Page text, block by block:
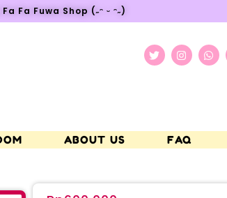
Fa Fuwa Shop (˶ᵔ ᵕ ᵔ˶)
ABOUT US FAQ